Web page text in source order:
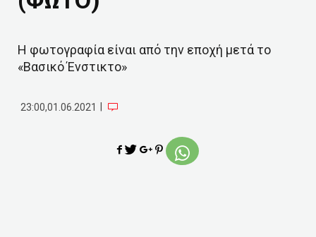
Η φωτογραφία είναι από την εποχή μετά το
«Βασικό Ένστικτο»
23:00,01.06.2021